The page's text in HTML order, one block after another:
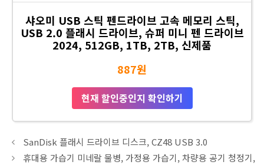
샤오미 USB 스틱 펜드라이브 고속 메모리 스틱,
USB 2.0 플래시 드라이브, 슈퍼 미니 펜 드라이브
2024, 512GB, 1TB, 2TB, 신제품
887원
현재 할인중인지 확인하기
SanDisk 플래시 드라이브 디스크, CZ48 USB 3.0
휴대용 가습기 미네랄 물병, 가정용 가습기, 차량용 공기 청정기,